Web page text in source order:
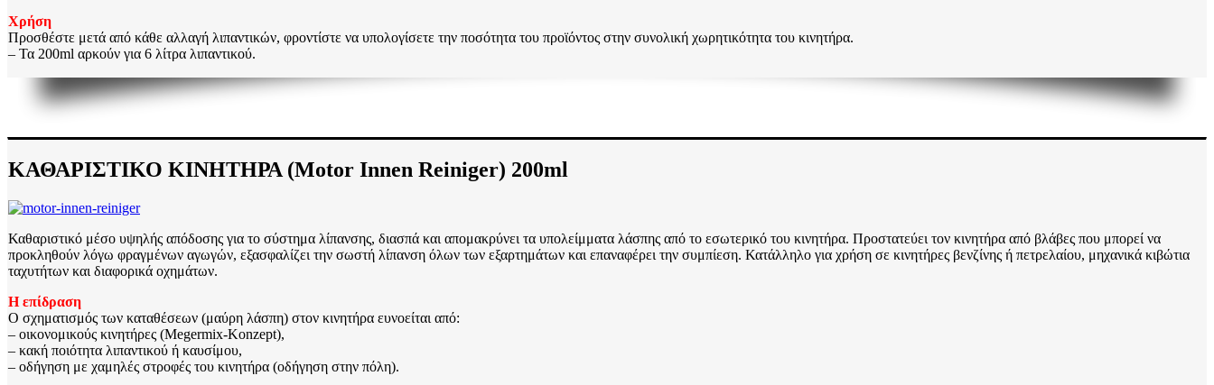
Χρήση
Προσθέστε μετά από κάθε αλλαγή λιπαντικών, φροντίστε να υπολογίσετε την ποσότητα του προϊόντος στην συνολική χωρητικότητα του κινητήρα.
– Τα 200ml αρκούν για 6 λίτρα λιπαντικού.
ΚΑΘΑΡΙΣΤΙΚΟ ΚΙΝΗΤΗΡΑ (Motor Innen Reiniger) 200ml
Καθαριστικό μέσο υψηλής απόδοσης για το σύστημα λίπανσης, διασπά και απομακρύνει τα υπολείμματα λάσπης από το εσωτερικό του κινητήρα. Προστατεύει τον κινητήρα από βλάβες που μπορεί να
προκληθούν λόγω φραγμένων αγωγών, εξασφαλίζει την σωστή λίπανση όλων των εξαρτημάτων και επαναφέρει την συμπίεση. Κατάλληλο για χρήση σε κινητήρες βενζίνης ή πετρελαίου, μηχανικά κιβώτια
ταχυτήτων και διαφορικά οχημάτων.
Η επίδραση
Ο σχηματισμός των καταθέσεων (μαύρη λάσπη) στον κινητήρα ευνοείται από:
– οικονομικούς κινητήρες (Megermix-Konzept),
– κακή ποιότητα λιπαντικού ή καυσίμου,
– οδήγηση με χαμηλές στροφές του κινητήρα (οδήγηση στην πόλη).